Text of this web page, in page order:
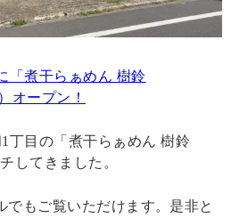
「煮干らぁめん 樹鈴
オープン！
丁目の「煮干らぁめん 樹鈴
してきました。
でもご覧いただけます。是非と